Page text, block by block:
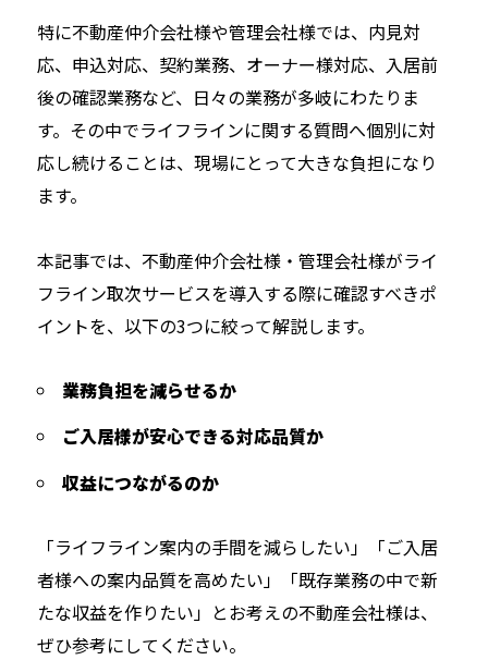
特に不動産仲介会社様や管理会社様では、内見対
応、申込対応、契約業務、オーナー様対応、入居前
後の確認業務など、日々の業務が多岐にわたりま
す。その中でライフラインに関する質問へ個別に対
応し続けることは、現場にとって大きな負担になり
ます。
本記事では、不動産仲介会社様・管理会社様がライ
フライン取次サービスを導入する際に確認すべきポ
イントを、以下の3つに絞って解説します。
業務負担を減らせるか
ご入居様が安心できる対応品質か
収益につながるのか
「ライフライン案内の手間を減らしたい」「ご入居
者様への案内品質を高めたい」「既存業務の中で新
たな収益を作りたい」とお考えの不動産会社様は、
ぜひ参考にしてください。